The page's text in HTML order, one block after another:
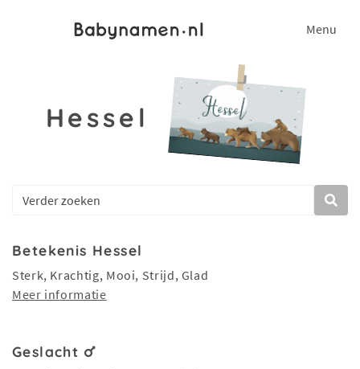
Menu
Hessel
Betekenis Hessel
Sterk, Krachtig, Mooi, Strijd, Glad
Meer informatie
Geslacht